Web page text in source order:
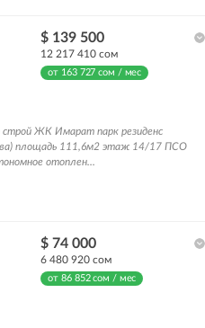
$ 139 500
12 217 410 сом
от 163 727 сом / мес
ЖК Имарат парк резиденс
площадь 111,6м2 этаж 14/17 ПСО
отоплен...
$ 74 000
6 480 920 сом
от 86 852 сом / мес